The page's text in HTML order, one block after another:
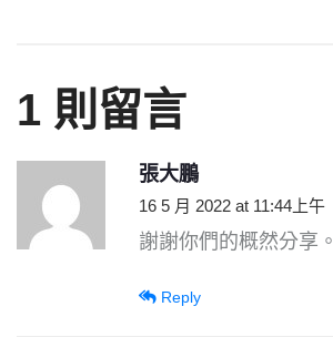
1 則留言
張大鵬
16 5 月 2022 at 11:44上午
謝謝你們的概然分享。
Reply